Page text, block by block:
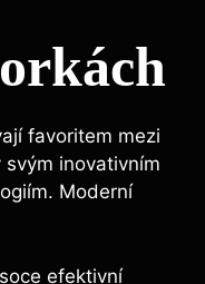
favoritem mezi
inovativním
Moderní
efektivní